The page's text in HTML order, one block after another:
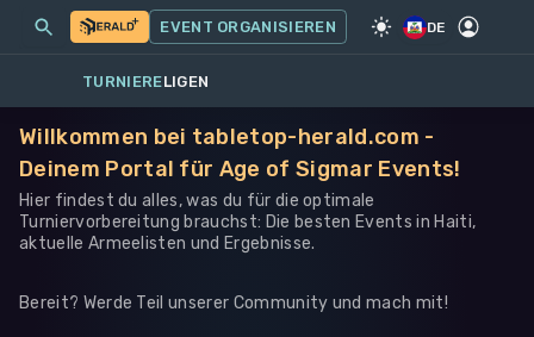
SPIEL·WARHAMMER 40K
MEINE EVENTS MEHR
EVENT ORGANISIEREN DE
TURNIERELIGEN
Willkommen bei tabletop-herald.com -
Deinem Portal für Age of Sigmar Events!
Hier findest du alles, was du für die optimale
Turniervorbereitung brauchst: Die besten Events in Haiti,
aktuelle Armeelisten und Ergebnisse.
Bereit? Werde Teil unserer Community und mach mit!